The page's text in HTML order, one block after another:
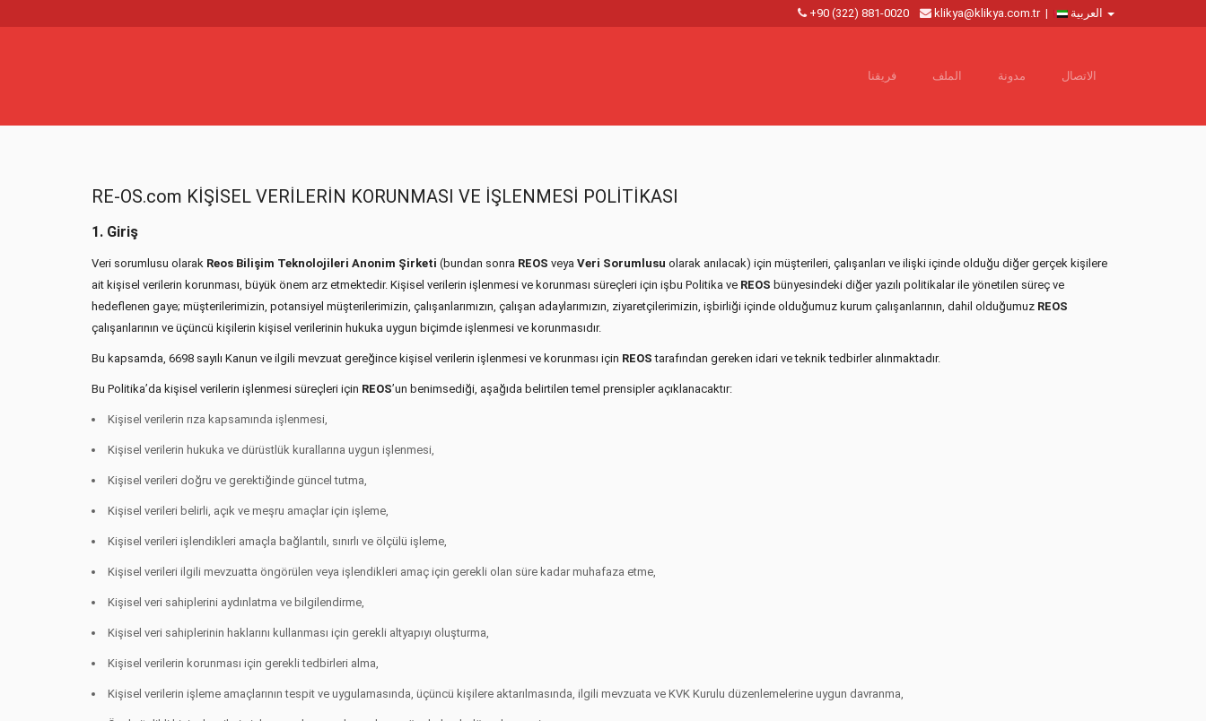
+90 (322) 881-0020 klikya@klikya.com.tr| العربية
فريقنا الملف مدونة الاتصال
RE-OS.com KİŞİSEL VERİLERİN KORUNMASI VE İŞLENMESİ POLİTİKASI
1. Giriş
Veri sorumlusu olarak Reos Bilişim Teknolojileri Anonim Şirketi (bundan sonra REOS veya Veri Sorumlusu olarak anılacak) için müşterileri, çalışanları ve ilişki içinde olduğu diğer gerçek kişilere
ait kişisel verilerin korunması, büyük önem arz etmektedir. Kişisel verilerin işlenmesi ve korunması süreçleri için işbu Politika ve REOS bünyesindeki diğer yazılı politikalar ile yönetilen süreç ve
hedeflenen gaye; müşterilerimizin, potansiyel müşterilerimizin, çalışanlarımızın, çalışan adaylarımızın, ziyaretçilerimizin, işbirliği içinde olduğumuz kurum çalışanlarının, dahil olduğumuz REOS
çalışanlarının ve üçüncü kişilerin kişisel verilerinin hukuka uygun biçimde işlenmesi ve korunmasıdır.
Bu kapsamda, 6698 sayılı Kanun ve ilgili mevzuat gereğince kişisel verilerin işlenmesi ve korunması için REOS tarafından gereken idari ve teknik tedbirler alınmaktadır.
Bu Politika’da kişisel verilerin işlenmesi süreçleri için REOS’un benimsediği, aşağıda belirtilen temel prensipler açıklanacaktır:
Kişisel verilerin rıza kapsamında işlenmesi,
Kişisel verilerin hukuka ve dürüstlük kurallarına uygun işlenmesi,
Kişisel verileri doğru ve gerektiğinde güncel tutma,
Kişisel verileri belirli, açık ve meşru amaçlar için işleme,
Kişisel verileri işlendikleri amaçla bağlantılı, sınırlı ve ölçülü işleme,
Kişisel verileri ilgili mevzuatta öngörülen veya işlendikleri amaç için gerekli olan süre kadar muhafaza etme,
Kişisel veri sahiplerini aydınlatma ve bilgilendirme,
Kişisel veri sahiplerinin haklarını kullanması için gerekli altyapıyı oluşturma,
Kişisel verilerin korunması için gerekli tedbirleri alma,
Kişisel verilerin işleme amaçlarının tespit ve uygulamasında, üçüncü kişilere aktarılmasında, ilgili mevzuata ve KVK Kurulu düzenlemelerine uygun davranma,